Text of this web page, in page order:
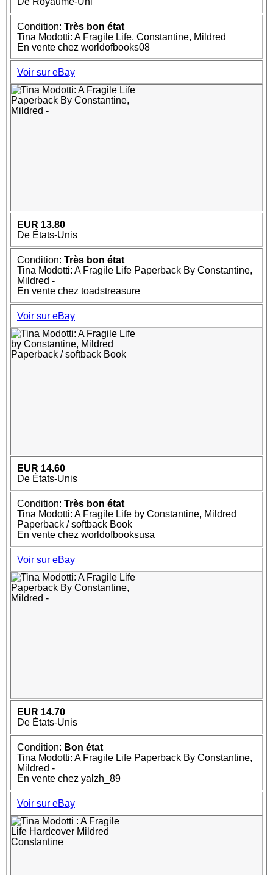
Condition: Très bon état
Tina Modotti: A Fragile Life, Constantine, Mildred
En vente chez worldofbooks08
Voir sur eBay
EUR 13.80
De États-Unis
Condition: Très bon état
Tina Modotti: A Fragile Life Paperback By Constantine,
Mildred -
En vente chez toadstreasure
Voir sur eBay
EUR 14.60
De États-Unis
Condition: Très bon état
Tina Modotti: A Fragile Life by Constantine, Mildred
Paperback / softback Book
En vente chez worldofbooksusa
Voir sur eBay
EUR 14.70
De États-Unis
Condition: Bon état
Tina Modotti: A Fragile Life Paperback By Constantine,
Mildred -
En vente chez yalzh_89
Voir sur eBay